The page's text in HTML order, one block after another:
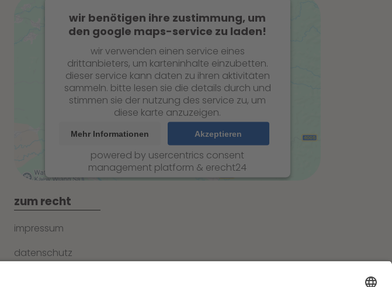
wir benötigen ihre zustimmung, um
den google maps-service zu laden!
wir verwenden einen service eines
drittanbieters, um karteninhalte einzubetten.
dieser service kann daten zu ihren aktivitäten
sammeln. bitte lesen sie die details durch und
stimmen sie der nutzung des service zu, um
diese karte anzuzeigen.
Mehr Informationen Akzeptieren
powered by usercentrics consent
management platform & erecht24
zum recht
impressum
datenschutz